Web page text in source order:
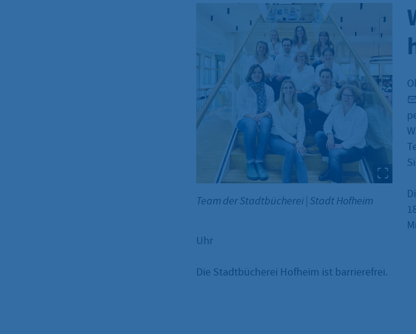
Team der Stadtbücherei Stadt Hofheim
Uhr
Die Stadtbücherei Hofheim ist barrierefrei.